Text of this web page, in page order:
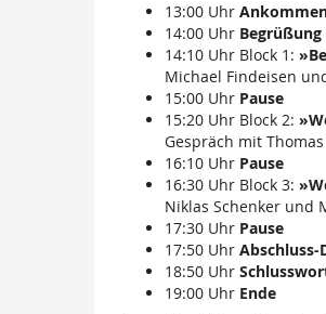
13:00 Uhr
14:00 Uhr Begrüßung
14:10 Uhr Block 1:
Michael Findeisen
15:00 Uhr Pause
15:20 Uhr Block 2:
Gespräch mit
16:10 Uhr Pause
16:30 Uhr Block 3:
Niklas Schenker und
17:30 Uhr Pause
17:50 Uhr Abschluss-
18:50 Uhr
19:00 Uhr Ende